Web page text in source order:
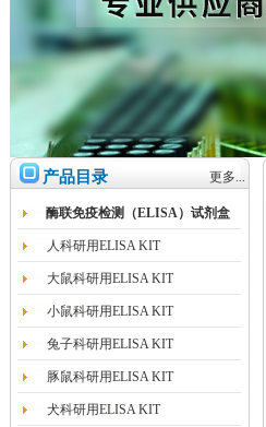
产品目录 更多...
酶联免疫检测（ELISA）试剂盒
人科研用ELISA KIT
大鼠科研用ELISA KIT
小鼠科研用ELISA KIT
兔子科研用ELISA KIT
豚鼠科研用ELISA KIT
犬科研用ELISA KIT